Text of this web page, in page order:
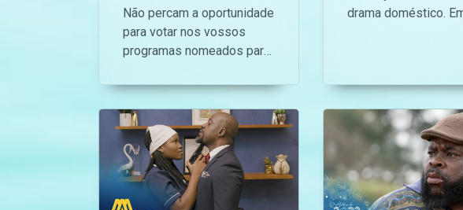
https://twitter.com/ManingueMagic,
no Instagram:
https://www.instagram.com/maninguemagic/
https://www.tiktok.com/@maninguemagic_official
para não perderes as
novidades do teu canal
favorito.
Nos segue no
e no TikTok:
https://
para não perderes as
novidades do teu
favorito.
Não percam a oportunidade
para votar nos vossos
programas nomeados para
Viewers’ Choice. Maida
(Melhor Telenovela
Original) e A Infiltrada
(Melhor Série Dramática
Original). Veja estes shows
e mais entretenimento
autenticamente
drama doméstico.